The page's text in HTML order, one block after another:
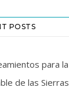
POSTS
para la
de las Sierras